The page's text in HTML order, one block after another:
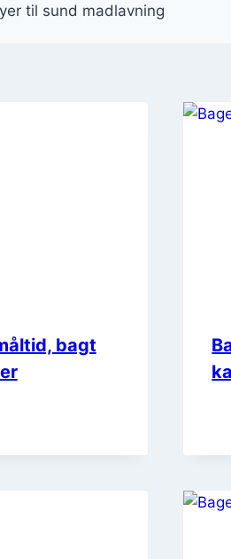
til sund madlavning
bagt